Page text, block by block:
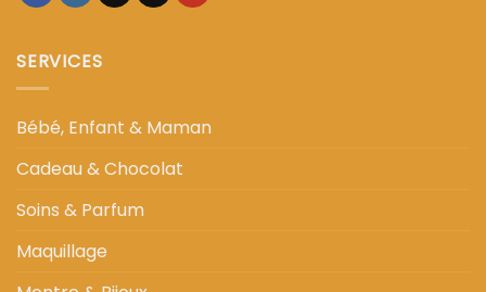
SERVICES
Bébé, Enfant & Maman
Cadeau & Chocolat
Soins & Parfum
Maquillage